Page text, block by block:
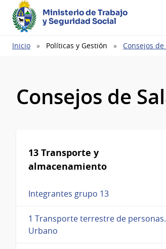
Ministerio de Trabajo
y Seguridad Social
Ruta
Inicio Políticas y Gestión Consejos
Consejos de
13 Transporte y
almacenamiento
Integrantes grupo 13
1 Transporte terrestre de personas.
Urbano